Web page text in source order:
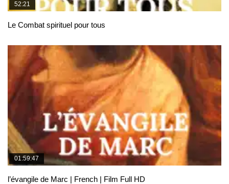
52:21
Le Combat spirituel pour tous
01:59:47
l’évangile de Marc | French | Film Full HD